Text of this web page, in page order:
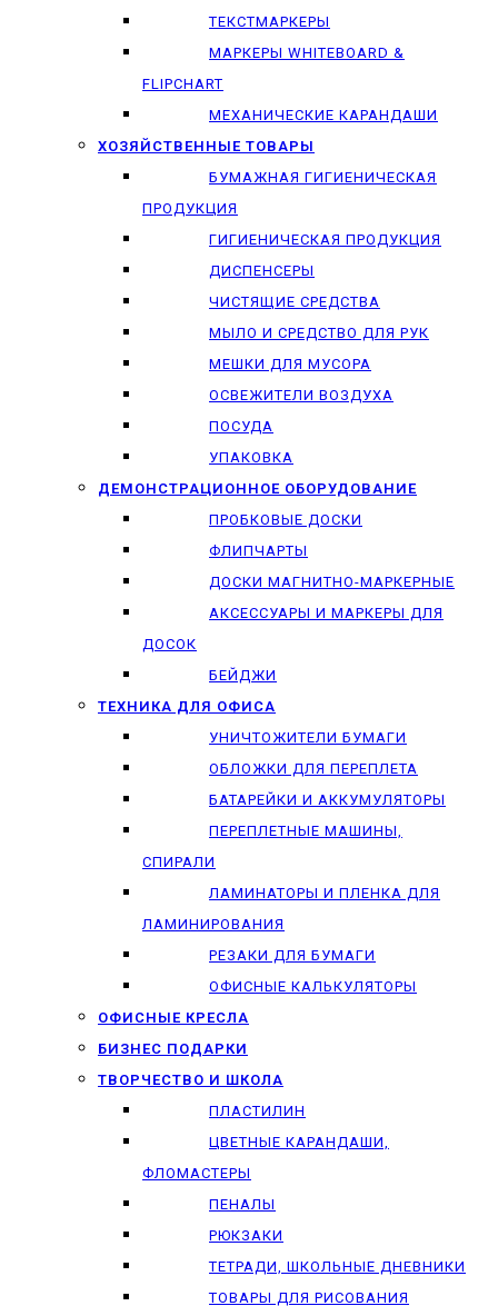
ТЕКСТМАРКЕРЫ
МАРКЕРЫ WHITEBOARD &
FLIPCHART
МЕХАНИЧЕСКИЕ КАРАНДАШИ
ХОЗЯЙСТВЕННЫЕ ТОВАРЫ
БУМАЖНАЯ ГИГИЕНИЧЕСКАЯ
ПРОДУКЦИЯ
ГИГИЕНИЧЕСКАЯ ПРОДУКЦИЯ
ДИСПЕНСЕРЫ
ЧИСТЯЩИЕ СРЕДСТВА
МЫЛО И СРЕДСТВО ДЛЯ РУК
МЕШКИ ДЛЯ МУСОРА
ОСВЕЖИТЕЛИ ВОЗДУХА
ПОСУДА
УПАКОВКА
ДЕМОНСТРАЦИОННОЕ ОБОРУДОВАНИЕ
ПРОБКОВЫЕ ДОСКИ
ФЛИПЧАРТЫ
ДОСКИ МАГНИТНО-МАРКЕРНЫЕ
АКСЕССУАРЫ И МАРКЕРЫ ДЛЯ
ДОСОК
БЕЙДЖИ
ТЕХНИКА ДЛЯ ОФИСА
УНИЧТОЖИТЕЛИ БУМАГИ
ОБЛОЖКИ ДЛЯ ПЕРЕПЛЕТА
БАТАРЕЙКИ И АККУМУЛЯТОРЫ
ПЕРЕПЛЕТНЫЕ МАШИНЫ,
СПИРАЛИ
ЛАМИНАТОРЫ И ПЛЕНКА ДЛЯ
ЛАМИНИРОВАНИЯ
РЕЗАКИ ДЛЯ БУМАГИ
ОФИСНЫЕ КАЛЬКУЛЯТОРЫ
ОФИСНЫЕ КРЕСЛА
БИЗНЕС ПОДАРКИ
ТВОРЧЕСТВО И ШКОЛА
ПЛАСТИЛИН
ЦВЕТНЫЕ КАРАНДАШИ,
ФЛОМАСТЕРЫ
ПЕНАЛЫ
РЮКЗАКИ
ТЕТРАДИ, ШКОЛЬНЫЕ ДНЕВНИКИ
ТОВАРЫ ДЛЯ РИСОВАНИЯ